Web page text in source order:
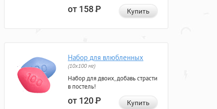
от 158Р Купить
Набор для влюбленных
(10х100 мг)
Набор для двоих, добавь страсти
в постель!
от 120Р Купить